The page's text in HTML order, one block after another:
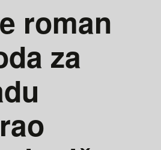
roman
za